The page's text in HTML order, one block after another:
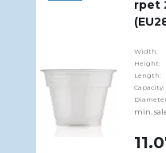
rpet
Width:
Height:
Length:
Capacity:
min.